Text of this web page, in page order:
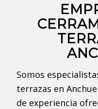
Somos
terrazas en
de experiencia